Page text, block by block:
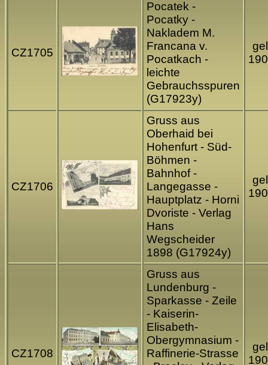
CZ1705
Pocatek -
Pocatky -
Nakladem M.
Francana v.
Pocatkach -
leichte
Gebrauchsspuren
(G17923y)
CZ1706
Gruss aus
Oberhaid bei
Hohenfurt - Süd-
Böhmen -
Bahnhof -
Langegasse -
Hauptplatz - Horni
Dvoriste - Verlag
Hans
Wegscheider
1898 (G17924y)
CZ1708
Gruss aus
Lundenburg -
Sparkasse - Zeile
- Kaiserin-
Elisabeth-
Obergymnasium -
Raffinerie-Strasse